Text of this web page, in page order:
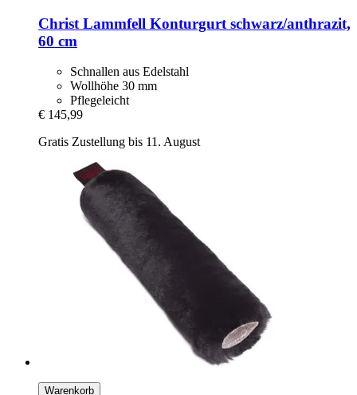
Christ Lammfell Konturgurt schwarz/anthrazit,
60 cm
Schnallen aus Edelstahl
Wollhöhe 30 mm
Pflegeleicht
€ 145,99
Gratis Zustellung bis 11. August
Warenkorb